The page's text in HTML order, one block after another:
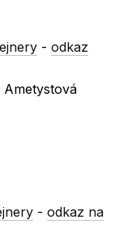
-odkaz
-odkaz na